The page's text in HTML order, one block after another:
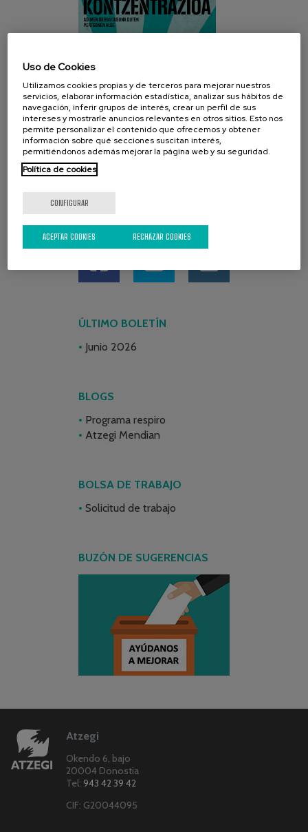
REDES SOCIALES
ÚLTIMO BOLETÍN
Junio 2026
BLOGS
Programa respiro
Atzegi Mendian
BOLSA DE TRABAJO
Solicitud de trabajo
BUZÓN DE SUGERENCIAS
Atzegi
Okendo 6, bajo
20004 Donostia
Tel: 943 42 39 42
CIF: G20044095
Uso de Cookies
Utilizamos cookies propias y de terceros para mejorar nuestros
servicios, elaborar información estadística, analizar sus hábitos de
navegación, inferir grupos de interés, crear un perfil de sus
intereses y mostrarle anuncios relevantes en otros sitios. Esto nos
permite personalizar el contenido que ofrecemos y obtener
información sobre qué secciones suscitan interés,
permitiéndonos además mejorar la página web y su seguridad.
Política de cookies
CONFIGURAR
RECHAZAR COOKIES
ACEPTAR COOKIES